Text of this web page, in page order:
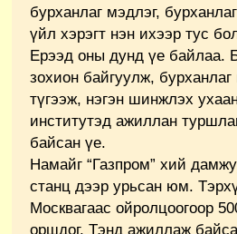
бурханлаг мэдлэг,
үйл хэрэгт нэн ихээр тус
Ерээд оны дунд үе байлаа.
зохион байгуулж,
түгээж, нэгэн шинжлэх
институтэд ажиллан
байсан үе.
Намайг “Газпром” хий
станц дээр урьсан юм.
Москвагаас ойролцоогоор
оршдог. Тэнд ажиллаж